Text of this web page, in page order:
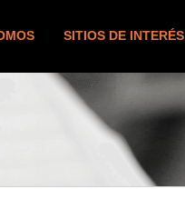
SITIOS DE INTERÉS